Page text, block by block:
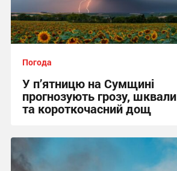
Погода
У п’ятницю на Сумщині
прогнозують грозу, шквали
та короткочасний дощ